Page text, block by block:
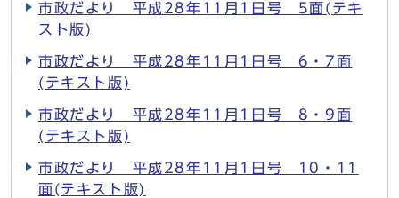
市政だより 平成28年11月1日号 5面(テキ
スト版)
市政だより 平成28年11月1日号 6・7面
(テキスト版)
市政だより 平成28年11月1日号 8・9面
(テキスト版)
市政だより 平成28年11月1日号 10・11
面(テキスト版)